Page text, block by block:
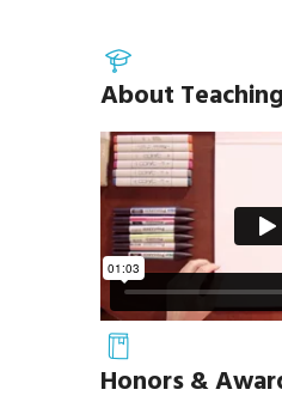
About Teaching
Honors &